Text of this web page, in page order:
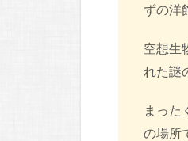
ずの洋
空想生
れた謎
まった
の場所